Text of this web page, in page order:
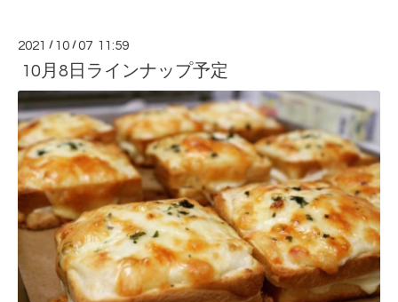
2021 / 10 /07 11:59
10月8日ラインナップ予定